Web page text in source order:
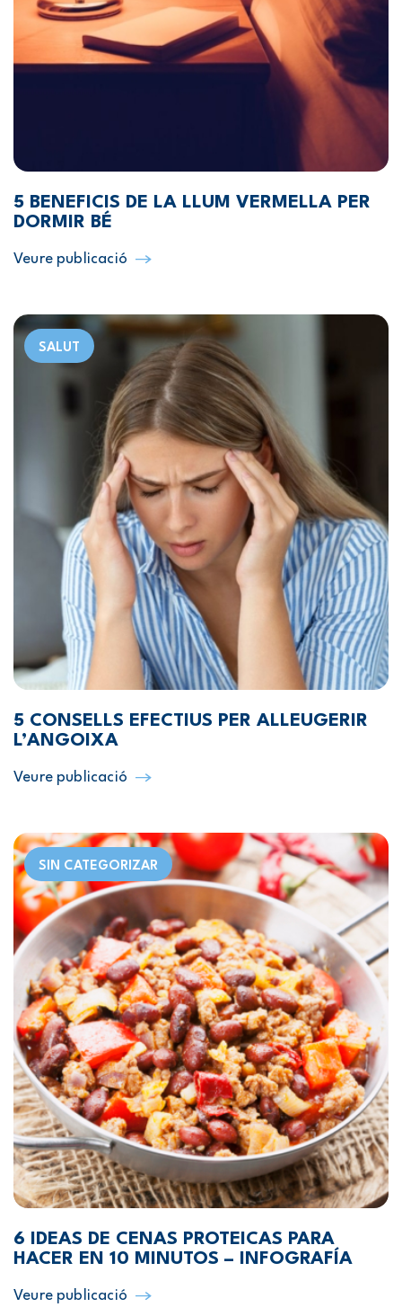
5 BENEFICIS DE LA LLUM VERMELLA PER
DORMIR BÉ
Veure publicació
SALUT
5 CONSELLS EFECTIUS PER ALLEUGERIR
L’ANGOIXA
Veure publicació
SIN CATEGORIZAR
6 IDEAS DE CENAS PROTEICAS PARA
HACER EN 10 MINUTOS – INFOGRAFÍA
Veure publicació